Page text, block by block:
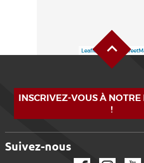
Leaflet | ©
INSCRIVEZ-VOUS À NOTRE
!
Suivez-nous